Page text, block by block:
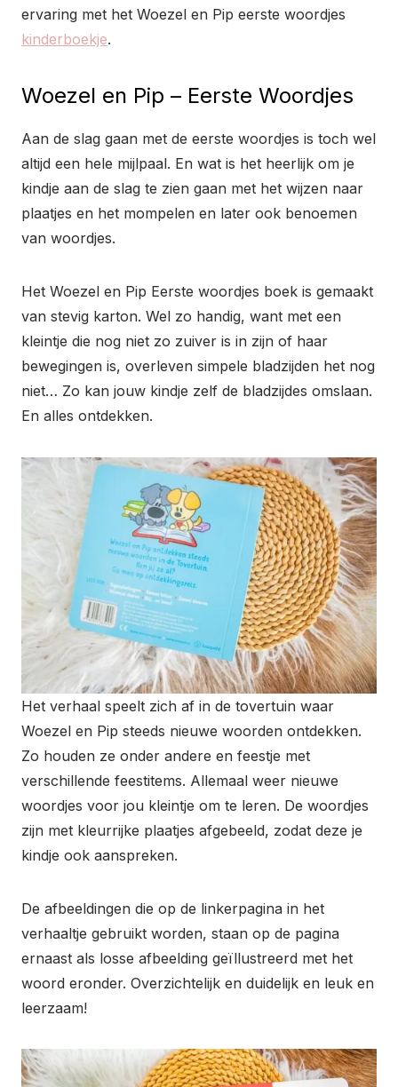
ervaring met het Woezel en Pip eerste woordjes
kinderboekje.
Woezel en Pip – Eerste Woordjes
Aan de slag gaan met de eerste woordjes is toch wel
altijd een hele mijlpaal. En wat is het heerlijk om je
kindje aan de slag te zien gaan met het wijzen naar
plaatjes en het mompelen en later ook benoemen
van woordjes.
Het Woezel en Pip Eerste woordjes boek is gemaakt
van stevig karton. Wel zo handig, want met een
kleintje die nog niet zo zuiver is in zijn of haar
bewegingen is, overleven simpele bladzijden het nog
niet… Zo kan jouw kindje zelf de bladzijdes omslaan.
En alles ontdekken.
Het verhaal speelt zich af in de tovertuin waar
Woezel en Pip steeds nieuwe woorden ontdekken.
Zo houden ze onder andere en feestje met
verschillende feestitems. Allemaal weer nieuwe
woordjes voor jou kleintje om te leren. De woordjes
zijn met kleurrijke plaatjes afgebeeld, zodat deze je
kindje ook aanspreken.
De afbeeldingen die op de linkerpagina in het
verhaaltje gebruikt worden, staan op de pagina
ernaast als losse afbeelding geïllustreerd met het
woord eronder. Overzichtelijk en duidelijk en leuk en
leerzaam!